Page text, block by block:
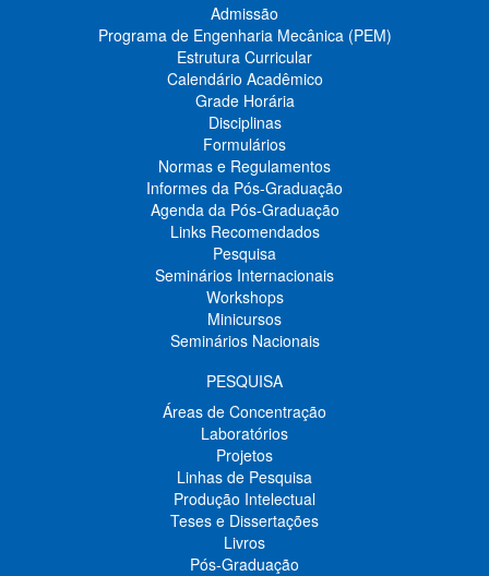
Admissão
Programa de Engenharia Mecânica (PEM)
Estrutura Curricular
Calendário Acadêmico
Grade Horária
Disciplinas
Formulários
Normas e Regulamentos
Informes da Pós-Graduação
Agenda da Pós-Graduação
Links Recomendados
Pesquisa
Seminários Internacionais
Workshops
Minicursos
Seminários Nacionais
PESQUISA
Áreas de Concentração
Laboratórios
Projetos
Linhas de Pesquisa
Produção Intelectual
Teses e Dissertações
Livros
Pós-Graduação